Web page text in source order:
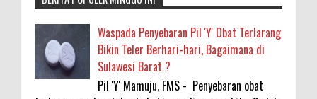
Waspada Penyebaran Pil 'Y' Obat Terlarang
Bikin Teler Berhari-hari, Bagaimana di
Sulawesi Barat ?
Pil 'Y' Mamuju, FMS - Penyebaran obat